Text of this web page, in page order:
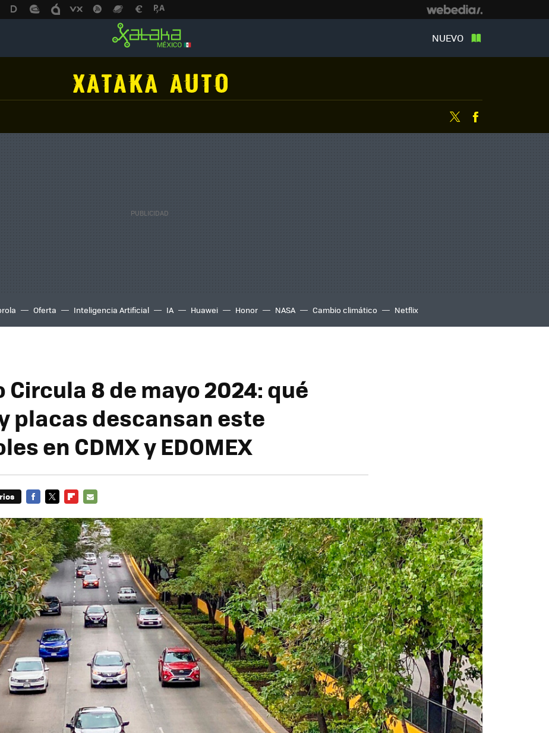
NUEVO
Twitter
Oferta Inteligencia Artificial IA Huawei Honor NASA Cambio climático Netflix
Circula 8 de mayo 2024: qué
placas descansan este
en CDMX y EDOMEX
MAIL